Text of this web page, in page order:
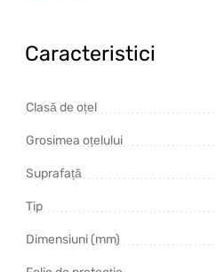
Caracteristici
Clasă de oțel
Grosimea oțelului
Suprafață
Tip
Dimensiuni (mm)